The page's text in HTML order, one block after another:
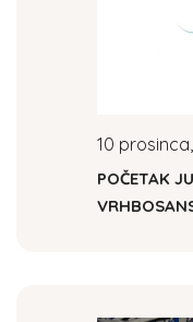
10
POČETAK